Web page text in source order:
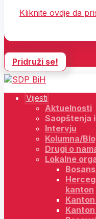
Kliknite ovdje da
Pridruži se!
Vijesti
Aktuelnosti
Saopštenja
Intervju
Kolumna/
Drugi o
Lokalne
kanton
Kanton